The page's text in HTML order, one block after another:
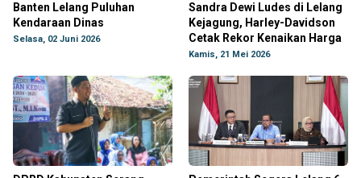
Banten Lelang Puluhan
Kendaraan Dinas
Selasa, 02 Juni 2026
Sandra Dewi Ludes di Lelang
Kejagung, Harley-Davidson
Cetak Rekor Kenaikan Harga
Kamis, 21 Mei 2026